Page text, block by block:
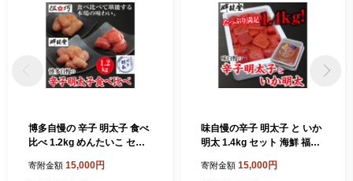
博多自慢の 辛子 明太子 食べ
比べ 1.2kg めんたいこ セッ
寄附金額 15,000円
味自慢の辛子 明太子 と いか
明太 1.4kg セット 海鮮 福岡
寄附金額 15,000円